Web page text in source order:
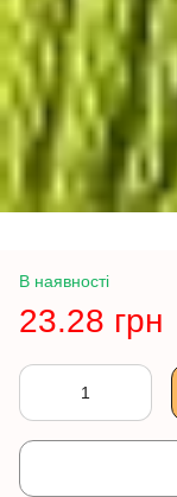
В наявності
23.28 грн